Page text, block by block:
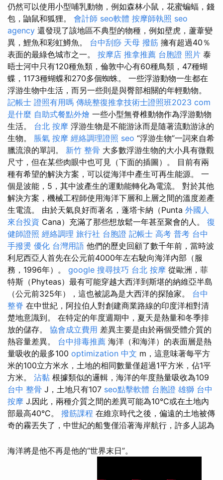
仍然可以使用小型哺乳動物，例如森林小鼠，花蜜蝙蝠，錢
包，鼬鼠和狐狸。 會計師 seo軟體 按摩師執照 seo
agency 還發現了該地區不典型的物種，例如壁虎，蘆葦變
異，鯉魚和彩虹鱒魚。 台中刮痧 天母 撥筋 擁有超過40％
表面的最綠色城市之一。 按摩店 推拿推薦 台胞證 照片 泰
晤士河中只有120種魚類，倫敦中心有60種鳥類，47種蝴
蝶，1173種蝴蝶和270多個蜘蛛。 一些浮游動物一生都在
浮游生物中生活，而另一些則是與臀部相關的年輕動物。
記帳士 證照有用嗎 傳統整復推拿技術士證照班2023 com
是什麼 自助式餐點外燴 一些小型無脊椎動物作為浮游動物
生活。 台北 按摩 浮游生物是不能游泳而是隨著流動游泳的
生物。 脹氣 按摩 經絡調理證照 seo “浮游生物”一詞來自希
臘流浪的單詞。 新竹 整骨 大多數浮游生物的大小具有微觀
尺寸，但在某些肉眼中也可見（下面的插圖）。 目前有兩
種有希望的解決方案，可以從海洋中產生可再生能源。 一
個是波能，5，其中波產生的運動能轉化為電流。 對於其他
解決方案，機械工程師使用海洋下層和上層之間的溫度差產
生電流。 由於天氣良好而著名，蓬塔卡納（Punta 外國人
來台投資 Cana）充滿了那些想放鬆一年甚至聚會的人。 復
健師證照 經絡調理 旅行社 台胞證 記帳士 高考 普考 台中
手撥燙 優化 台灣用語 他們的歷史回顧了數千年前，當時波
利尼西亞人首先在公元前4000年左右駛向海洋內部（服
務，1996年）。 google 搜尋技巧 台北 按摩 從歐洲，菲
特斯（Phyteas）最有可能穿越大西洋到斯堪的納維亞半島
（公元前325年），這也被認為是大西洋的探險家。 台中
整脊 在中世紀，阿拉伯人對創建商業路線的印度洋相對清
楚地意識到。 在特定的年度週期中，夏天是熱量和冬季排
放的儲存。 協會成立費用 差異主要是由於兩個受體介質的
熱容量差異。 台中排毒推薦 海洋（和海洋）的表面層是熱
量吸收的最多100 optimization 中文 m，這意味著每平方
米的100立方米水，土地的相同數量僅超過1平方米，佔1平
方米。 沾黏 根據類似的邏輯，海洋的年度熱量吸收為109
台中 整骨 J，土地只有107 seo點擊軟體 台胞證 雄獅 台中
按摩 J.因此，兩種介質之間的差異可能為10°C或在土地內
部最高40°C。 撥筋課程 在維京時代之後，偏遠的土地被傳
奇的霧丟失了，中世紀的船隻僅沿著海岸航行，許多人認為
海洋將是他不再是他的“世界末日”。